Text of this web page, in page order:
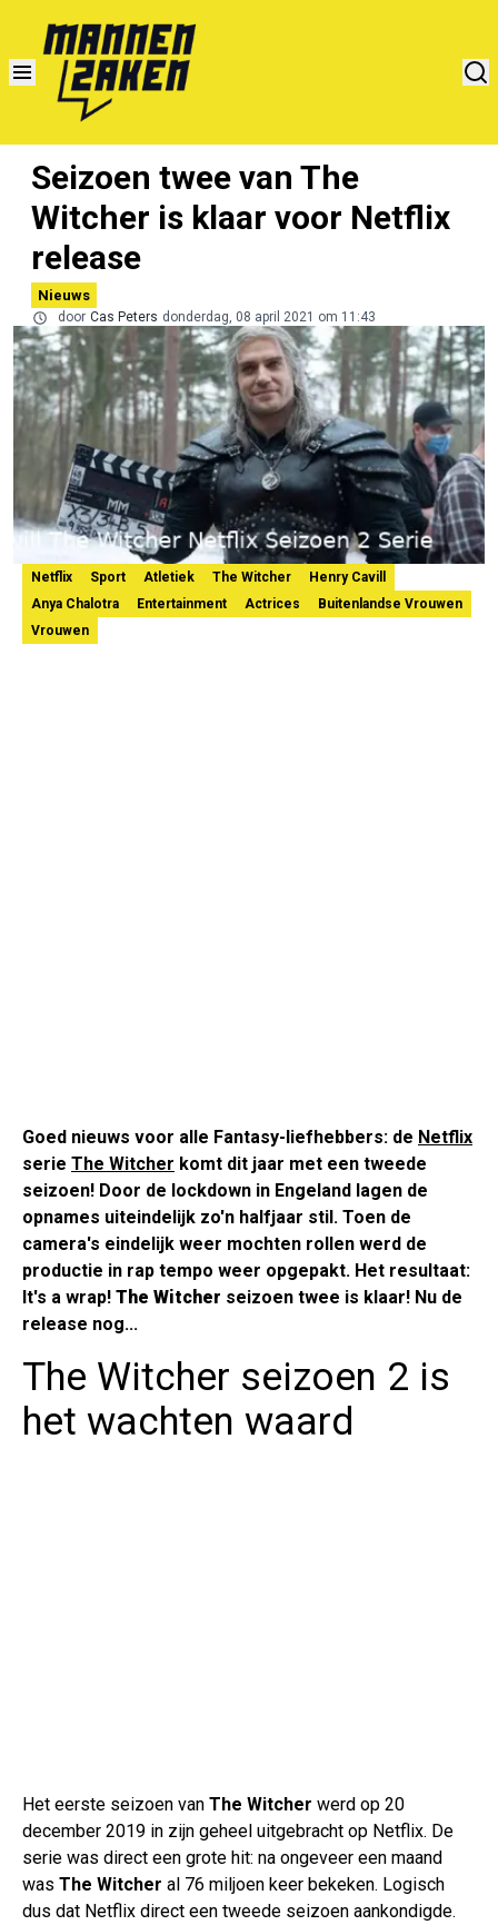
Seizoen twee van The
Witcher is klaar voor Netflix
release
Nieuws
door Cas Peters donderdag, 08 april 2021 om 11:43
Netflix Sport Atletiek The Witcher
Henry Cavill
Anya Chalotra
Entertainment Actrices
Buitenlandse Vrouwen
Vrouwen
Goed nieuws voor alle Fantasy-liefhebbers: de Netflix
serie The Witcher komt dit jaar met een tweede
seizoen! Door de lockdown in Engeland lagen de
opnames uiteindelijk zo'n halfjaar stil. Toen de
camera's eindelijk weer mochten rollen werd de
productie in rap tempo weer opgepakt. Het resultaat:
It's a wrap! The Witcher seizoen twee is klaar! Nu de
release nog...
The Witcher seizoen 2 is
het wachten waard
Het eerste seizoen van The Witcher werd op 20
december 2019 in zijn geheel uitgebracht op Netflix. De
serie was direct een grote hit: na ongeveer een maand
was The Witcher al 76 miljoen keer bekeken. Logisch
dus dat Netflix direct een tweede seizoen aankondigde.